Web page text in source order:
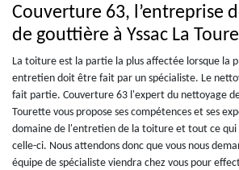
Couverture 63, l’entreprise
de gouttière à Yssac La
La toiture est la partie la plus affectée lorsque la
entretien doit être fait par un spécialiste. Le
fait partie. Couverture 63 l'expert du nettoyage
Tourette vous propose ses compétences et ses
domaine de l'entretien de la toiture et tout ce qui
celle-ci. Nous attendons donc que vous nous
équipe de spécialiste viendra chez vous pour